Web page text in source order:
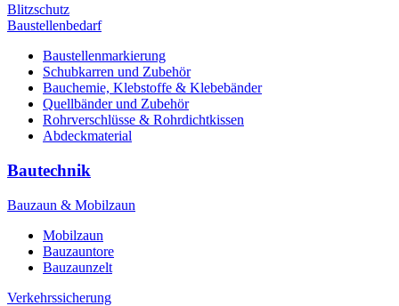
Blitzschutz
Baustellenbedarf
Baustellenmarkierung
Schubkarren und Zubehör
Bauchemie, Klebstoffe & Klebebänder
Quellbänder und Zubehör
Rohrverschlüsse & Rohrdichtkissen
Abdeckmaterial
Bautechnik
Bauzaun & Mobilzaun
Mobilzaun
Bauzauntore
Bauzaunzelt
Verkehrssicherung